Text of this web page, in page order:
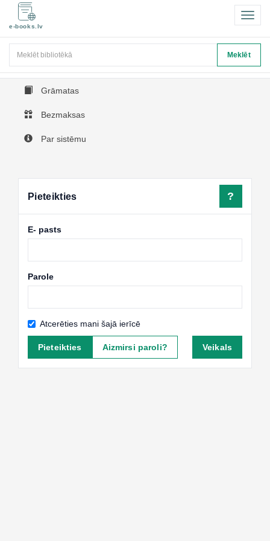
e-books.lv
Meklēt
Grāmatas
Bezmaksas
Par sistēmu
Pieteikties ?
E- pasts
Parole
Atcerēties mani šajā ierīcē
Pieteikties Aizmirsi paroli? Veikals